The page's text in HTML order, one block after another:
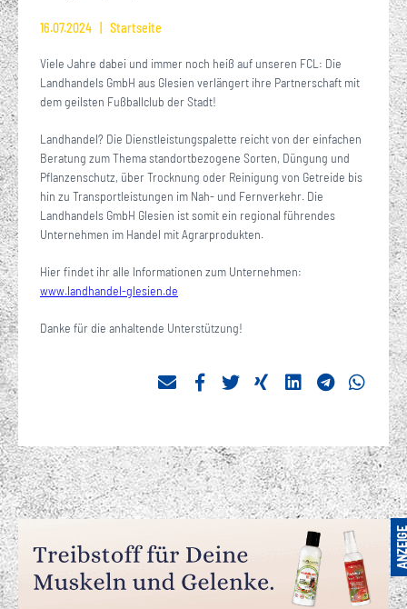
16.07.2024 Startseite
Viele Jahre dabei und immer noch heiß auf unseren FCL: Die
Landhandels GmbH aus Glesien verlängert ihre Partnerschaft mit
dem geilsten Fußballclub der Stadt!
Landhandel? Die Dienstleistungspalette reicht von der einfachen
Beratung zum Thema standortbezogene Sorten, Düngung und
Pflanzenschutz, über Trocknung oder Reinigung von Getreide bis
hin zu Transportleistungen im Nah- und Fernverkehr. Die
Landhandels GmbH Glesien ist somit ein regional führendes
Unternehmen im Handel mit Agrarprodukten.
Hier findet ihr alle Informationen zum Unternehmen:
www.landhandel-glesien.de
Danke für die anhaltende Unterstützung!